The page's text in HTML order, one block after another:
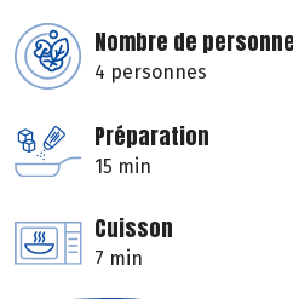
Nombre de
4 personnes
Préparation
15 min
Cuisson
7 min